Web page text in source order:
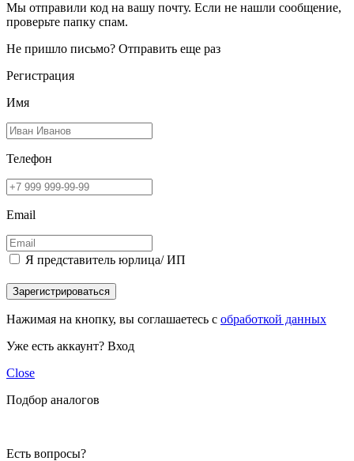
Мы отправили код на вашу почту. Если не нашли сообщение,
проверьте папку спам.
Не пришло письмо? Отправить еще раз
Регистрация
Имя
Телефон
Email
Я представитель юрлица/ ИП
Зарегистрироваться
Нажимая на кнопку, вы соглашаетесь с обработкой данных
Уже есть аккаунт? Вход
Close
Подбор аналогов
Есть вопросы?